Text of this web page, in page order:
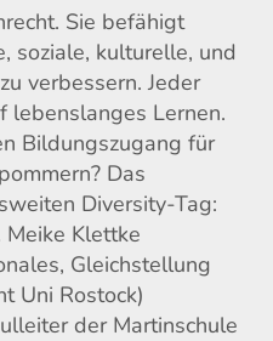
Sie befähigt
soziale, kulturelle, und
verbessern. Jeder
lebenslanges Lernen.
Bildungszugang für
Das
Diversity-Tag:
Klettke
Gleichstellung
Uni Rostock)
der Martinschule